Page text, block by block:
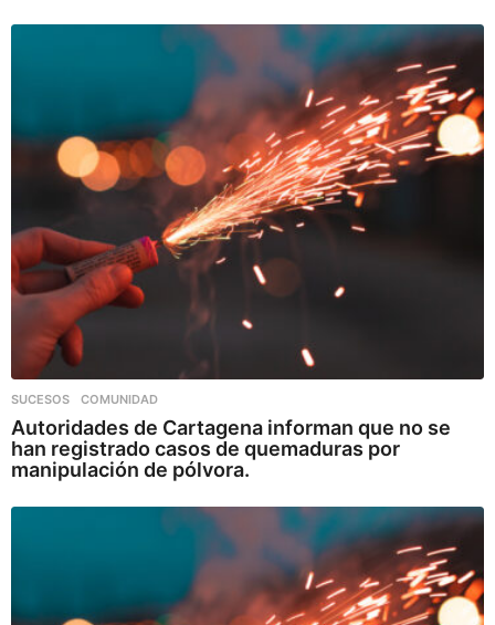
SUCESOS ,COMUNIDAD
Autoridades de Cartagena informan que no se
han registrado casos de quemaduras por
manipulación de pólvora.